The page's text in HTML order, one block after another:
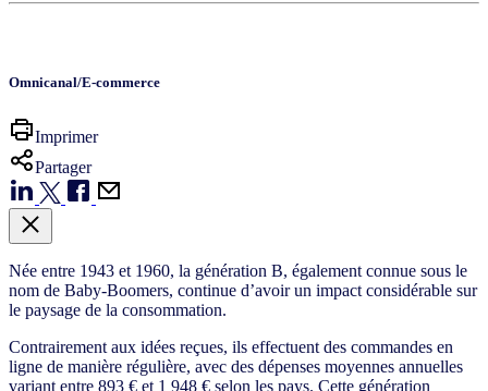
Omnicanal/E-commerce
Imprimer
Partager
Née entre 1943 et 1960, la génération B, également connue sous le
nom de Baby-Boomers, continue d’avoir un impact considérable sur
le paysage de la consommation.
Contrairement aux idées reçues, ils effectuent des commandes en
ligne de manière régulière, avec des dépenses moyennes annuelles
variant entre 893 € et 1 948 € selon les pays. Cette génération